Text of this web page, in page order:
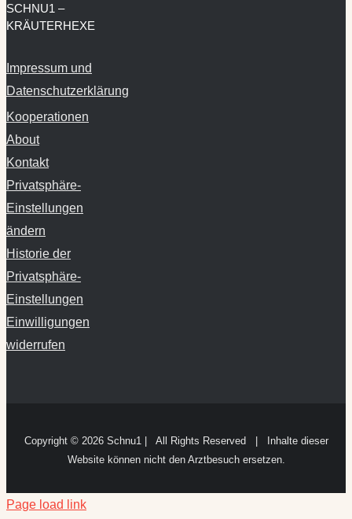
SCHNU1 –
KRÄUTERHEXE
Impressum und
Datenschutzerklärung
Kooperationen
About
Kontakt
Privatsphäre-
Einstellungen
ändern
Historie der
Privatsphäre-
Einstellungen
Einwilligungen
widerrufen
Copyright © 2026 Schnu1 | All Rights Reserved | Inhalte dieser
Website können nicht den Arztbesuch ersetzen.
Page load link